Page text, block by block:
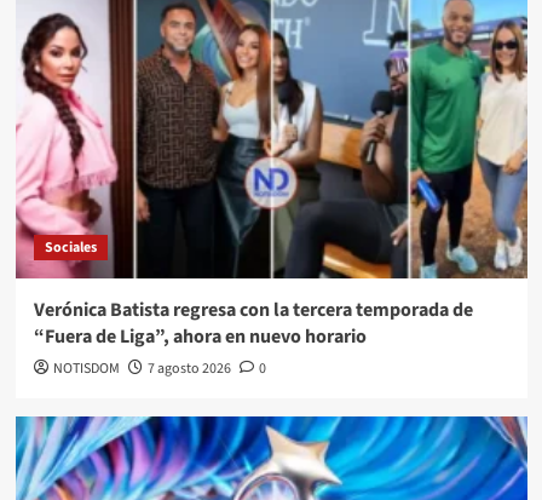
Sociales
Verónica Batista regresa con la tercera temporada de
“Fuera de Liga”, ahora en nuevo horario
NOTISDOM 7 agosto 2026 0